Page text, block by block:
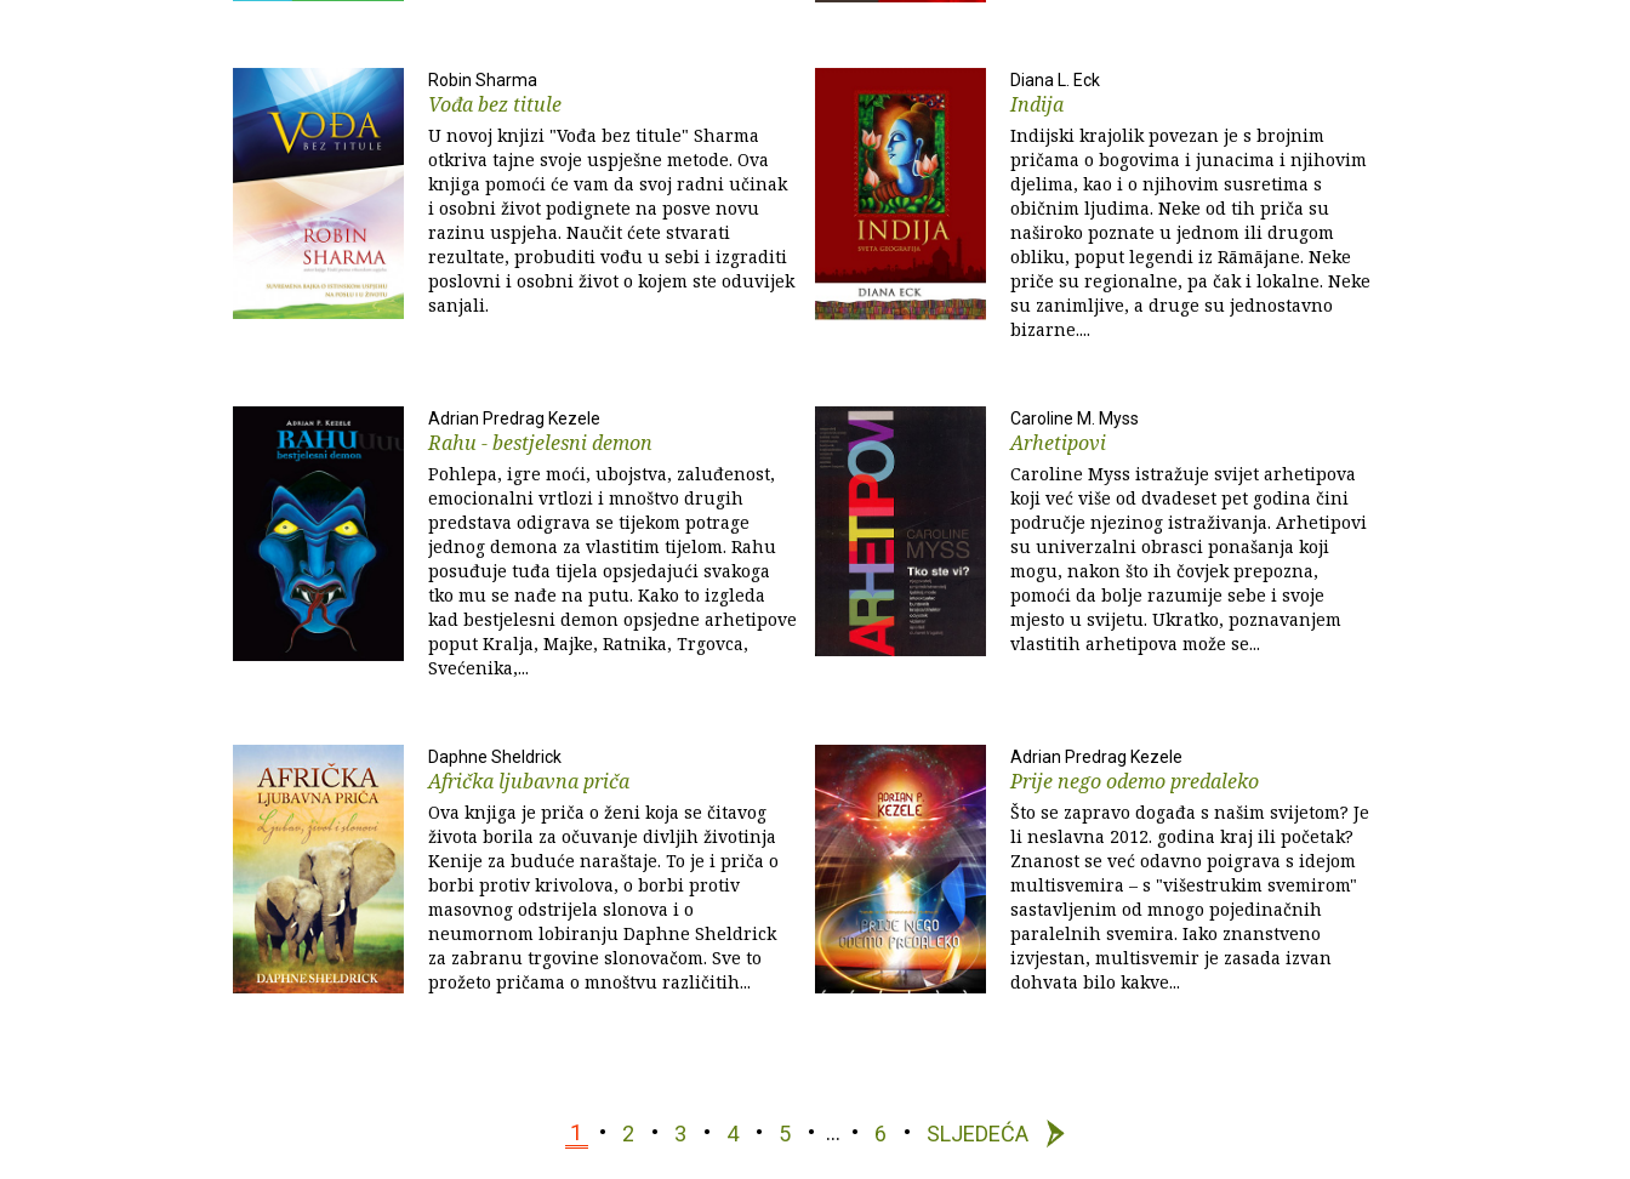
Robin Sharma
Vođa bez titule
U novoj knjizi "Vođa bez titule" Sharma
otkriva tajne svoje uspješne metode. Ova
knjiga pomoći će vam da svoj radni učinak
i osobni život podignete na posve novu
razinu uspjeha. Naučit ćete stvarati
rezultate, probuditi vođu u sebi i izgraditi
poslovni i osobni život o kojem ste oduvijek
sanjali.
Diana L. Eck
Indija
Indijski krajolik povezan je s brojnim
pričama o bogovima i junacima i njihovim
djelima, kao i o njihovim susretima s
običnim ljudima. Neke od tih priča su
naširoko poznate u jednom ili drugom
obliku, poput legendi iz Rāmājane. Neke
priče su regionalne, pa čak i lokalne. Neke
su zanimljive, a druge su jednostavno
bizarne....
Adrian Predrag Kezele
Rahu - bestjelesni demon
Pohlepa, igre moći, ubojstva, zaluđenost,
emocionalni vrtlozi i mnoštvo drugih
predstava odigrava se tijekom potrage
jednog demona za vlastitim tijelom. Rahu
posuđuje tuđa tijela opsjedajući svakoga
tko mu se nađe na putu. Kako to izgleda
kad bestjelesni demon opsjedne arhetipove
poput Kralja, Majke, Ratnika, Trgovca,
Svećenika,...
Caroline M. Myss
Arhetipovi
Caroline Myss istražuje svijet arhetipova
koji već više od dvadeset pet godina čini
područje njezinog istraživanja. Arhetipovi
su univerzalni obrasci ponašanja koji
mogu, nakon što ih čovjek prepozna,
pomoći da bolje razumije sebe i svoje
mjesto u svijetu. Ukratko, poznavanjem
vlastitih arhetipova može se...
Daphne Sheldrick
Afrička ljubavna priča
Ova knjiga je priča o ženi koja se čitavog
života borila za očuvanje divljih životinja
Kenije za buduće naraštaje. To je i priča o
borbi protiv krivolova, o borbi protiv
masovnog odstrijela slonova i o
neumornom lobiranju Daphne Sheldrick
za zabranu trgovine slonovačom. Sve to
prožeto pričama o mnoštvu različitih...
Adrian Predrag Kezele
Prije nego odemo predaleko
Što se zapravo događa s našim svijetom? Je
li neslavna 2012. godina kraj ili početak?
Znanost se već odavno poigrava s idejom
multisvemira – s "višestrukim svemirom"
sastavljenim od mnogo pojedinačnih
paralelnih svemira. Iako znanstveno
izvjestan, multisvemir je zasada izvan
dohvata bilo kakve...
1 2 3 4 5 … 6 SLJEDEĆA